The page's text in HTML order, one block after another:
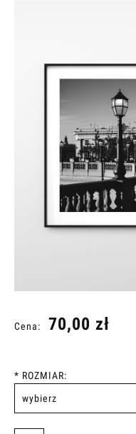
Cena: 70,00 zł
* ROZMIAR: